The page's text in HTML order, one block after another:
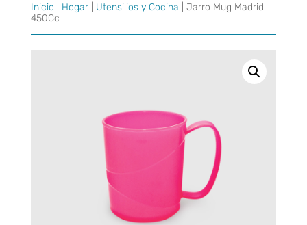
Inicio Hogar| Utensilios y Cocina | Jarro Mug Madrid
450Cc